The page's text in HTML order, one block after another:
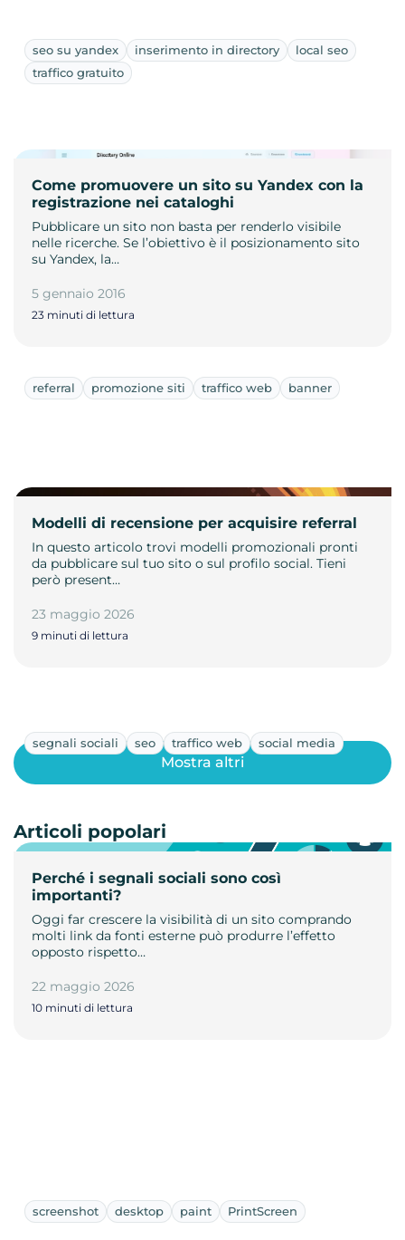
seo su yandex inserimento in directory
local seo
traffico gratuito
Come promuovere un sito su Yandex con la
registrazione nei cataloghi
Pubblicare un sito non basta per renderlo visibile
nelle ricerche. Se l’obiettivo è il posizionamento sito
su Yandex, la…
5 gennaio 2016
23 minuti di lettura
referral promozione siti traffico web banner
Modelli di recensione per acquisire referral
In questo articolo trovi modelli promozionali pronti
da pubblicare sul tuo sito o sul profilo social. Tieni
però present…
23 maggio 2026
9 minuti di lettura
segnali sociali seo traffico web social media
Perché i segnali sociali sono così
importanti?
Oggi far crescere la visibilità di un sito comprando
molti link da fonti esterne può produrre l’effetto
opposto rispetto…
22 maggio 2026
10 minuti di lettura
Mostra altri
Articoli popolari
screenshot desktop paint PrintScreen